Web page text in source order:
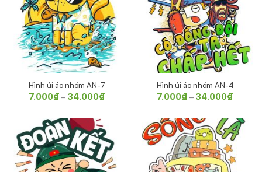
Hình ủi áo nhóm AN-7
7.000₫ – 34.000₫
34.000₫
Hình ủi áo nhóm AN-4
7.000₫ – 34.000₫
7.000₫
đến